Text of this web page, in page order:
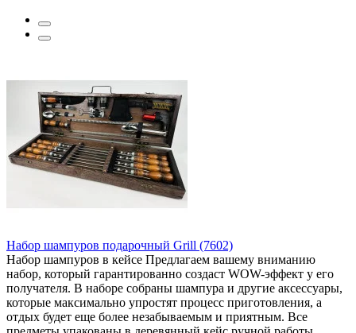
Набор шампуров подарочный Grill (7602)
Набор шампуров в кейсе Предлагаем вашему вниманию
набор, который гарантированно создаст WOW-эффект у его
получателя. В наборе собраны шампура и другие аксессуары,
которые максимально упростят процесс приготовления, а
отдых будет еще более незабываемым и приятным. Все